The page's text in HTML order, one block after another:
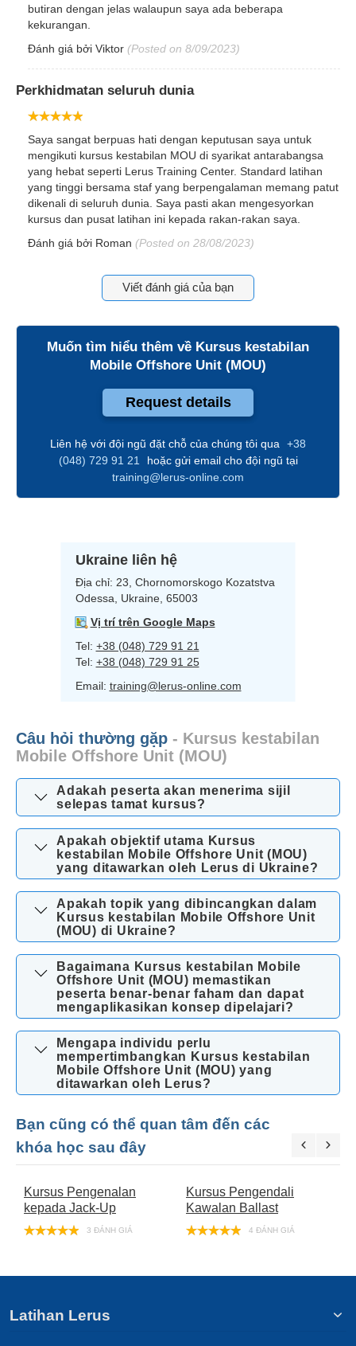
Ukraine liên hệ
Địa chỉ: 23, Chornomorskogo Kozatstva
Odessa, Ukraine, 65003
Vị trí trên Google Maps
Tel: +38 (048) 729 91 21
Tel: +38 (048) 729 91 25
Email: training@lerus-online.com
butiran dengan jelas walaupun saya ada beberapa
kekurangan.
Đánh giá bởi Viktor (Posted on 8/09/2023)
Perkhidmatan seluruh dunia
Saya sangat berpuas hati dengan keputusan saya untuk
mengikuti kursus kestabilan MOU di syarikat antarabangsa
yang hebat seperti Lerus Training Center. Standard latihan
yang tinggi bersama staf yang berpengalaman memang patut
dikenali di seluruh dunia. Saya pasti akan mengesyorkan
kursus dan pusat latihan ini kepada rakan-rakan saya.
Đánh giá bởi Roman (Posted on 28/08/2023)
Viết đánh giá của bạn
Muốn tìm hiểu thêm về Kursus kestabilan
Mobile Offshore Unit (MOU)
Request details
Liên hệ với đội ngũ đặt chỗ của chúng tôi qua
+38
(048) 729 91 21
hoặc gửi email cho đội ngũ tại
training@lerus-online.com
Câu hỏi thường gặp - Kursus kestabilan
Mobile Offshore Unit (MOU)
Adakah peserta akan menerima sijil
selepas tamat kursus?
Apakah objektif utama Kursus
kestabilan Mobile Offshore Unit (MOU)
yang ditawarkan oleh Lerus di Ukraine?
Apakah topik yang dibincangkan dalam
Kursus kestabilan Mobile Offshore Unit
(MOU) di Ukraine?
Bagaimana Kursus kestabilan Mobile
Offshore Unit (MOU) memastikan
peserta benar-benar faham dan dapat
mengaplikasikan konsep dipelajari?
Mengapa individu perlu
mempertimbangkan Kursus kestabilan
Mobile Offshore Unit (MOU) yang
ditawarkan oleh Lerus?
Bạn cũng có thể quan tâm đến các
khóa học sau đây
Kursus Pengenalan
kepada Jack-Up
3 ĐÁNH GIÁ
Kursus Pengendali
Kawalan Ballast
4 ĐÁNH GIÁ
Latihan Lerus